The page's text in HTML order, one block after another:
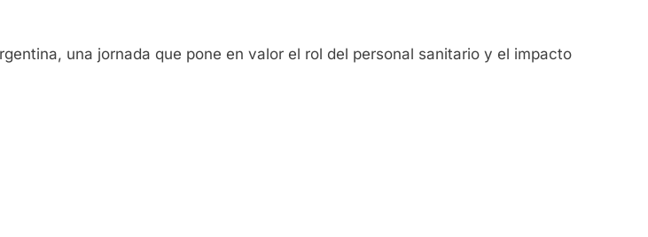
una jornada que pone en valor el rol del personal sanitario y el impacto